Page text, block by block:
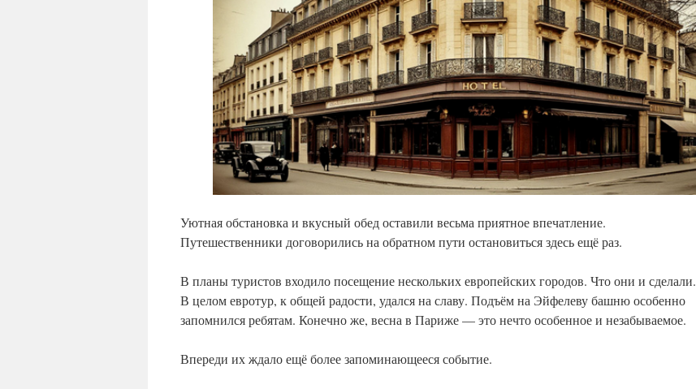
Уютная обстановка и вкусный обед оставили весьма приятное впечатление.
Путешественники договорились на обратном пути остановиться здесь ещё раз.
В планы туристов входило посещение нескольких европейских городов. Что они и сделали.
В целом евротур, к общей радости, удался на славу. Подъём на Эйфелеву башню особенно
запомнился ребятам. Конечно же, весна в Париже — это нечто особенное и незабываемое.
Впереди их ждало ещё более запоминающееся событие.